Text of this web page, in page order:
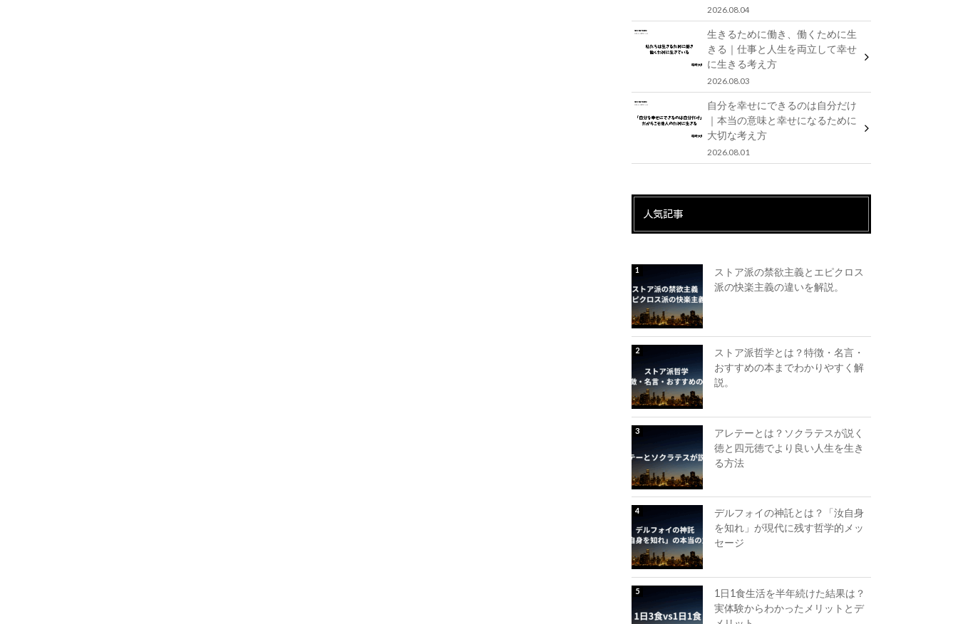
2026.08.04
生きるために働き、働くために生
きる｜仕事と人生を両立して幸せ
に生きる考え方
2026.08.03
自分を幸せにできるのは自分だけ
｜本当の意味と幸せになるために
大切な考え方
2026.08.01
人気記事
ストア派の禁欲主義とエピクロス
派の快楽主義の違いを解説。
ストア派哲学とは？特徴・名言・
おすすめの本までわかりやすく解
説。
アレテーとは？ソクラテスが説く
徳と四元徳でより良い人生を生き
る方法
デルフォイの神託とは？「汝自身
を知れ」が現代に残す哲学的メッ
セージ
1日1食生活を半年続けた結果は？
実体験からわかったメリットとデ